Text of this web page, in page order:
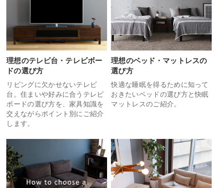
理想のテレビ台・テレビボー
ドの選び方
リビングに欠かせないテレビ
台。住まいや好みに合うテレビ
ボードの選び方を、家具知識を
交えながらポイント別にご紹介
します。
理想のベッド・マットレスの
選び方
快適な睡眠を得るために知って
おきたいベッドの選び方と快眠
マットレスのご紹介。